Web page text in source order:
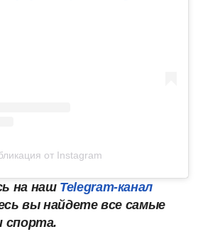
от Instagram
на наш Telegram-канал
вы найдете все самые
спорта.